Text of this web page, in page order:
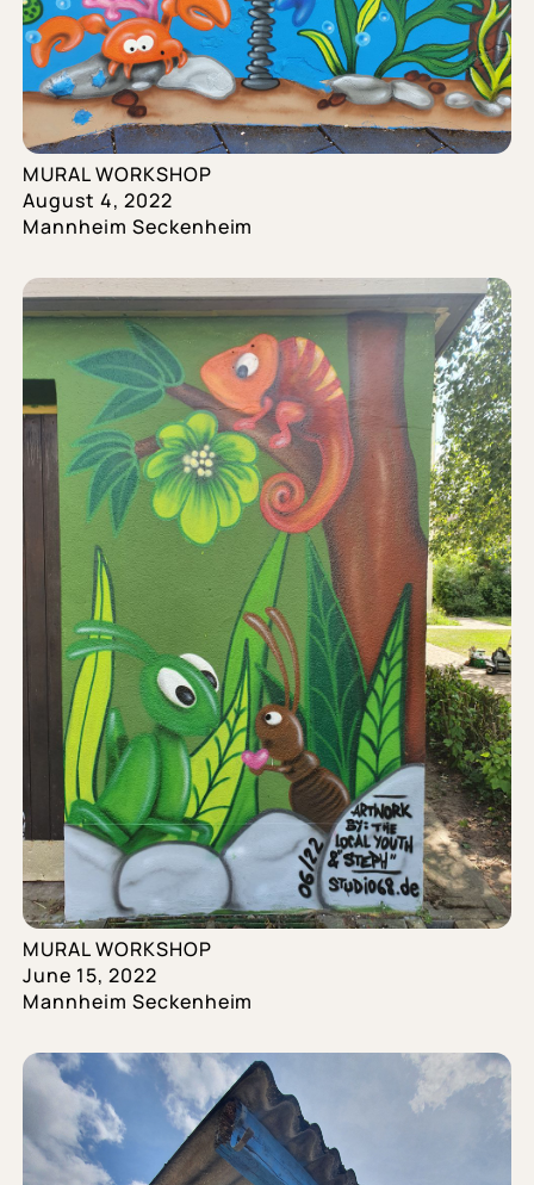
MURAL WORKSHOP
August 4, 2022
Mannheim Seckenheim
MURAL WORKSHOP
June 15, 2022
Mannheim Seckenheim